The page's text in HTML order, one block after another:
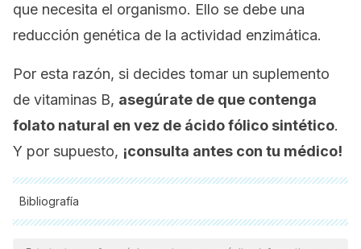
que necesita el organismo. Ello se debe una
reducción genética de la actividad enzimática.
Por esta razón, si decides tomar un suplemento
de vitaminas B, asegúrate de que contenga
folato natural en vez de ácido fólico sintético.
Y por supuesto, ¡consulta antes con tu médico!
Bibliografía
Todas las fuentes citadas fueron revisadas a profundidad por